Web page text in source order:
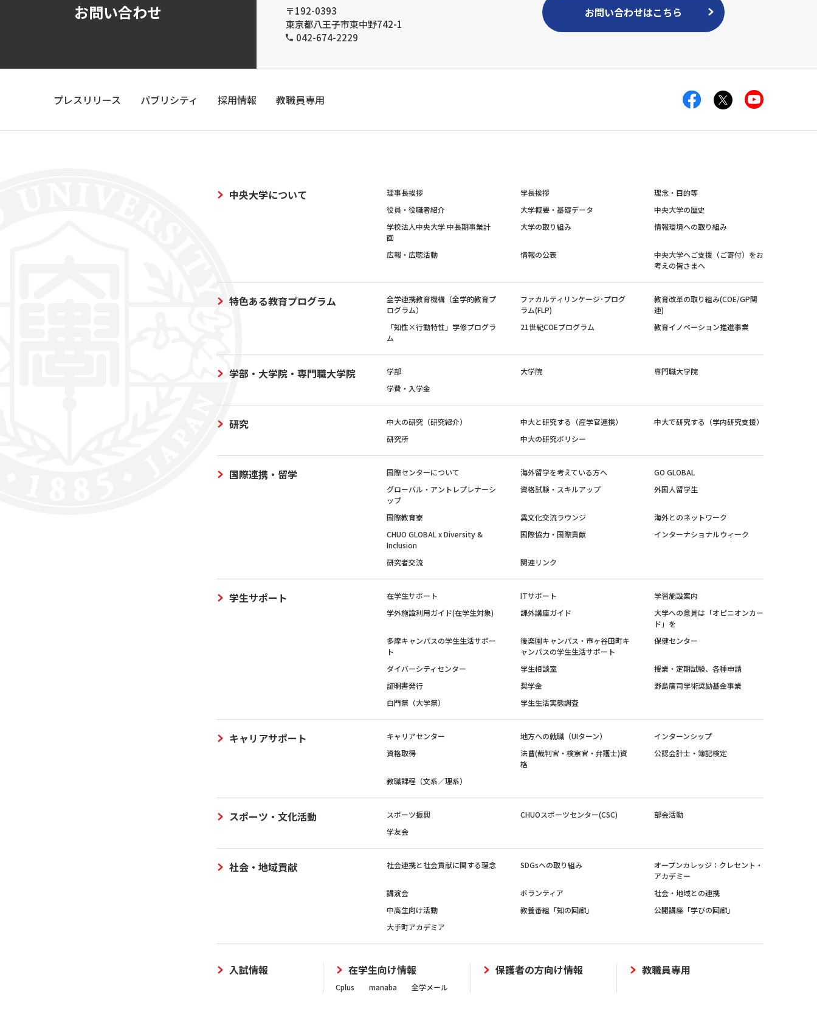
お問い合わせ
〒192-0393
東京都八王子市東中野742-1
042-674-2229
お問い合わせはこちら
プレスリリース パブリシティ 採用情報 教職員専用
中央大学について 理事長挨拶 学長挨拶
理念・目的等
役員・役職者紹介
大学概要・基礎データ
中央大学の歴史
学校法人中央大学 中長期事業計
画
大学の取り組み 情報環境への取り組み
広報・広聴活動 情報の公表
中央大学へご支援（ご寄付）をお
考えの皆さまへ
特色ある教育プログラム
全学連携教育機構（全学的教育プ
ログラム）
ファカルティリンケージ･プログ
ラム(FLP)
教育改革の取り組み(COE/GP関
連)
「知性×行動特性」学修プログラ
ム
21世紀COEプログラム 教育イノベーション推進事業
学部・大学院・専門職大学院 学部 大学院
専門職大学院
学費・入学金
研究 中大の研究（研究紹介） 中大と研究する（産学官連携）
中大で研究する（学内研究支援）
研究所
中大の研究ポリシー
国際連携・留学 国際センターについて 海外留学を考えている方へ
GO GLOBAL
グローバル・アントレプレナーシ
ップ
資格試験・スキルアップ 外国人留学生
国際教育寮 異文化交流ラウンジ
海外とのネットワーク
CHUO GLOBAL x Diversity &
Inclusion
国際協力・国際貢献 インターナショナルウィーク
研究者交流 関連リンク
学生サポート 在学生サポート ITサポート
学習施設案内
学外施設利用ガイド(在学生対象)
課外講座ガイド
大学への意見は「オピニオンカー
ド」を
多摩キャンパスの学生生活サポー
ト
後楽園キャンパス・市ヶ谷田町キ
ャンパスの学生生活サポート
保健センター
ダイバーシティセンター 学生相談室
授業・定期試験、各種申請
証明書発行
奨学金
野島廣司学術奨励基金事業
白門祭（大学祭）
学生生活実態調査
キャリアサポート キャリアセンター 地方への就職（UIターン）
インターンシップ
資格取得
法曹(裁判官・検察官・弁護士)資
格
公認会計士・簿記検定
教職課程（文系／理系）
スポーツ・文化活動 スポーツ振興 CHUOスポーツセンター(CSC)
部会活動
学友会
社会・地域貢献 社会連携と社会貢献に関する理念 SDGsへの取り組み
オープンカレッジ：クレセント・
アカデミー
講演会
ボランティア
社会・地域との連携
中高生向け活動
教養番組「知の回廊」
公開講座「学びの回廊」
大手町アカデミア
入試情報 在学生向け情報
Cplus manaba 全学メール
保護者の方向け情報 教職員専用